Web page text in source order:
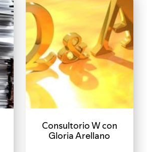
Consultorio W con
Gloria Arellano